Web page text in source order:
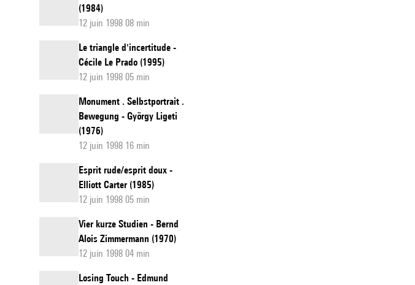
(1984)
12 juin 1998 08 min
Le triangle d'incertitude -
Cécile Le Prado (1995)
12 juin 1998 05 min
Monument . Selbstportrait .
Bewegung - György Ligeti
(1976)
12 juin 1998 16 min
Esprit rude/esprit doux -
Elliott Carter (1985)
12 juin 1998 05 min
Vier kurze Studien - Bernd
Alois Zimmermann (1970)
12 juin 1998 04 min
Losing Touch - Edmund